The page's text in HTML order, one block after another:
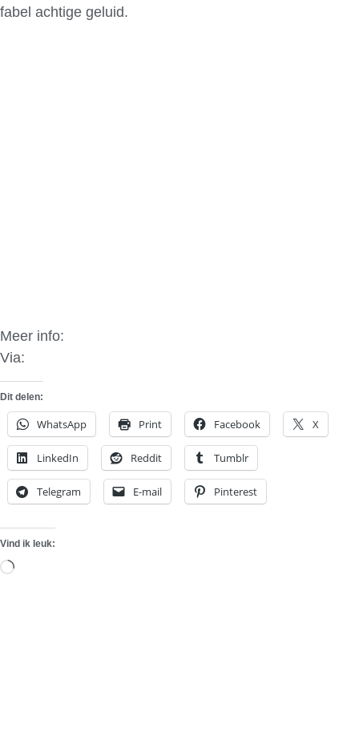
fabel achtige geluid.
Meer info:
Via:
Dit delen:
WhatsApp Print Facebook X
LinkedIn Reddit Tumblr
Telegram E-mail Pinterest
Vind ik leuk:
Aan